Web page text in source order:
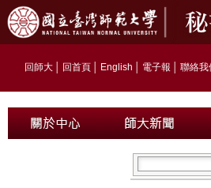
回師大 回首頁 English 電子報 聯絡我